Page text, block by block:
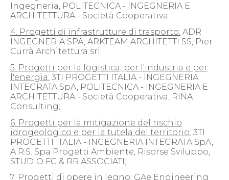
Ingegneria, POLITECNICA - INGEGNERIA E
ARCHITETTURA - Società Cooperativa;
4. Progetti di infrastrutture di trasporto: ADR
INGEGNERIA SPA, ARKTEAM ARCHITETTI SS, Pier
Currà Architettura srl;
5. Progetti per la logistica, per l'industria e per
l'energia: 3TI PROGETTI ITALIA - INGEGNERIA
INTEGRATA SpA, POLITECNICA - INGEGNERIA E
ARCHITETTURA - Società Cooperativa, RINA
Consulting;
6. Progetti per la mitigazione del rischio
idrogeologico e per la tutela del territorio: 3TI
PROGETTI ITALIA - INGEGNERIA INTEGRATA SpA,
A.R.S. Spa Progetti Ambiente, Risorse Sviluppo,
STUDIO FC & RR ASSOCIATI;
7. Progetti di opere in legno: GAe Engineering